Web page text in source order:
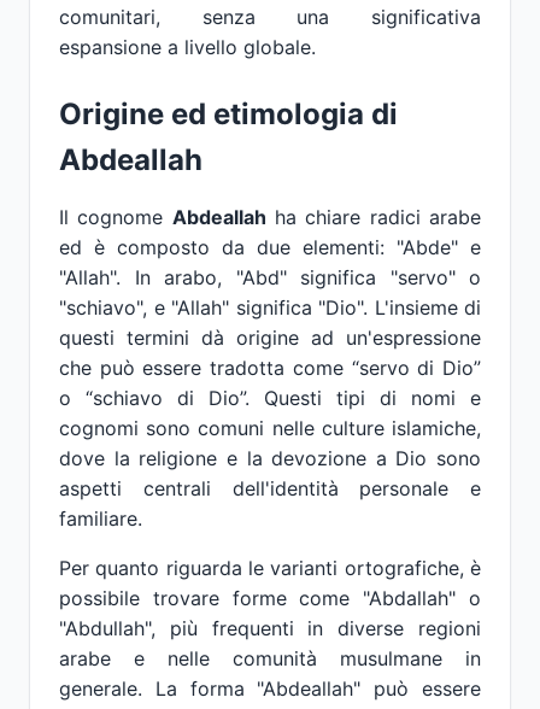
comunitari, senza una significativa
espansione a livello globale.
Origine ed etimologia di
Abdeallah
Il cognome Abdeallah ha chiare radici arabe
ed è composto da due elementi: "Abde" e
"Allah". In arabo, "Abd" significa "servo" o
"schiavo", e "Allah" significa "Dio". L'insieme di
questi termini dà origine ad un'espressione
che può essere tradotta come “servo di Dio”
o “schiavo di Dio”. Questi tipi di nomi e
cognomi sono comuni nelle culture islamiche,
dove la religione e la devozione a Dio sono
aspetti centrali dell'identità personale e
familiare.
Per quanto riguarda le varianti ortografiche, è
possibile trovare forme come "Abdallah" o
"Abdullah", più frequenti in diverse regioni
arabe e nelle comunità musulmane in
generale. La forma "Abdeallah" può essere